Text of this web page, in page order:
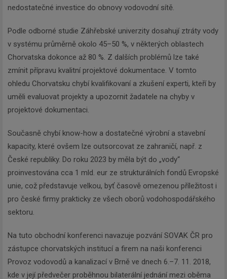
nedostatečné investice do obnovy vodovodní sítě.
Podle odborné studie Záhřebské univerzity dosahují ztráty vody
v systému průměrně okolo 45–50 %, v některých oblastech
Chorvatska dokonce až 80 %. Z dalších problémů lze také
zmínit přípravu kvalitní projektové dokumentace. V tomto
ohledu Chorvatsku chybí kvalifikovaní a zkušení experti, kteří by
uměli evaluovat projekty a upozornit žadatele na chyby v
projektové dokumentaci.
Současně chybí know-how a dostatečné výrobní a stavební
kapacity, které ovšem lze outsorcovat ze zahraničí, např. z
České republiky. Do roku 2023 by měla být do „vody“
proinvestována cca 1 mld. eur ze strukturálních fondů Evropské
unie, což představuje velkou, byť časově omezenou příležitost i
pro české firmy prakticky ze všech oborů vodohospodářského
sektoru.
Na tuto obchodní konferenci navazuje pozvání SOVAK ČR pro
zástupce chorvatských institucí a firem na naši konferenci
Provoz vodovodů a kanalizací v Brně ve dnech 6.–7. 11. 2018,
kde v její předvečer proběhnou bilaterální jednání mezi oběma